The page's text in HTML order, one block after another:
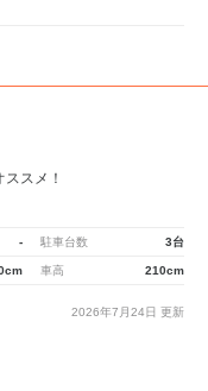
スメ！
- 駐車台数 3台
車高 210cm
2026年7月24日 更新